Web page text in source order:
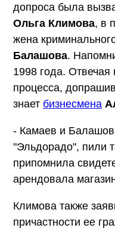
допроса была
Ольга Климова, в
жена
Балашова.
1998 года. Отвечая
процесса,
знает бизнесмена
- Камаев и Балашов
"Эльдорадо", пили
припомнила
арендовала
Климова также
причастности ее